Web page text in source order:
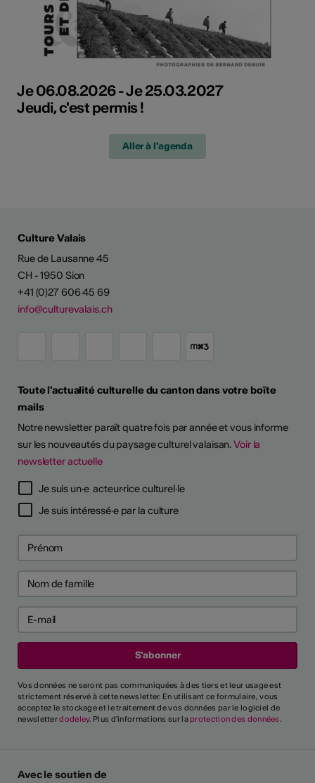
Je 06.08.2026 - Je 25.03.2027
Jeudi, c'est permis !
Aller à l'agenda
Culture Valais
Rue de Lausanne 45
CH - 1950 Sion
+41 (0)27 606 45 69
info@culturevalais.ch
Toute l'actualité culturelle du canton dans votre boîte
mails
Notre newsletter paraît quatre fois par année et vous informe
sur les nouveautés du paysage culturel valaisan.Voir la
newsletter actuelle
Je suis un·e acteur·rice culturel·le
Je suis intéressé·e par la culture
Vos données ne seront pas communiquées à des tiers et leur usage est
strictement réservé à cette newsletter. En utilisant ce formulaire, vous
acceptez le stockage et le traitement de vos données par le logiciel de
newsletterdodeley. Plus d'informations sur la protection des données.
Avec le soutien de